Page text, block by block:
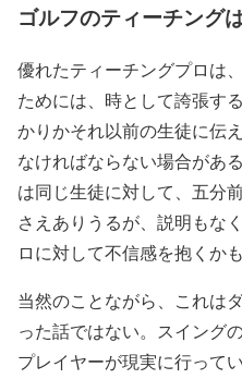
ゴルフのティーチング
優れたティーチングプロは
ためには、時として誇張す
かりかそれ以前の生徒に伝
なければならない場合があ
は同じ生徒に対して、五分
さえありうるが、説明もな
ロに対して不信感を抱くか
当然のことながら、これは
った話ではない。スイング
プレイヤーが現実に行って